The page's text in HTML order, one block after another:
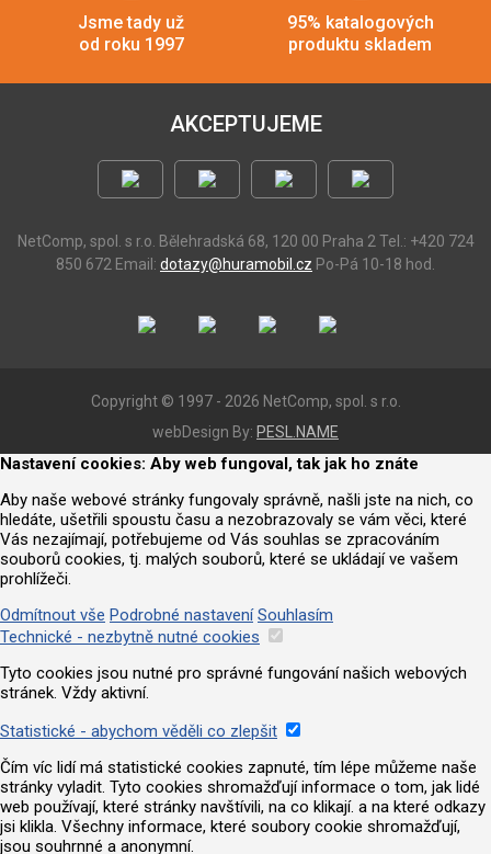
Jsme tady už
od roku 1997
95% katalogových
produktu skladem
AKCEPTUJEME
NetComp, spol. s r.o. Bělehradská 68, 120 00 Praha 2 Tel.: +420 724
850 672 Email: dotazy@huramobil.cz Po-Pá 10-18 hod.
Copyright © 1997 - 2026 NetComp, spol. s r.o.
webDesign By: PESL.NAME
Nastavení cookies: Aby web fungoval, tak jak ho znáte
Aby naše webové stránky fungovaly správně, našli jste na nich, co
hledáte, ušetřili spoustu času a nezobrazovaly se vám věci, které
Vás nezajímají, potřebujeme od Vás souhlas se zpracováním
souborů cookies, tj. malých souborů, které se ukládají ve vašem
prohlížeči.
Odmítnout vše Podrobné nastavení Souhlasím
Technické - nezbytně nutné cookies
Tyto cookies jsou nutné pro správné fungování našich webových
stránek. Vždy aktivní.
Statistické - abychom věděli co zlepšit
Čím víc lidí má statistické cookies zapnuté, tím lépe můžeme naše
stránky vyladit. Tyto cookies shromažďují informace o tom, jak lidé
web používají, které stránky navštívili, na co klikají. a na které odkazy
jsi klikla. Všechny informace, které soubory cookie shromažďují,
jsou souhrnné a anonymní.